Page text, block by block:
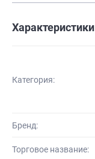
Характеристики
Категория:
Бренд:
Торговое название: